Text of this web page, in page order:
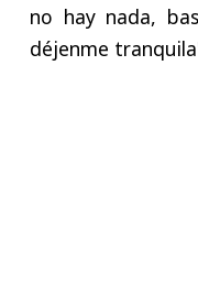
no hay nada,
déjenme